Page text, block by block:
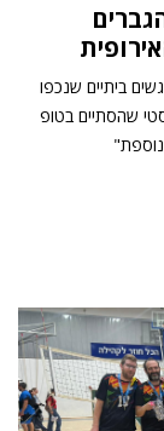
להולנד החזקה (3:1) ומפגשים ביתיים שנכפו
שהסתיים בטופ